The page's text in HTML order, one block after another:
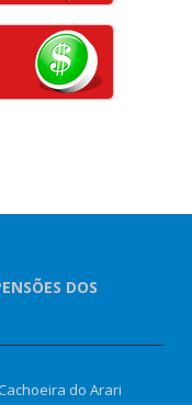
DOS
do Arari